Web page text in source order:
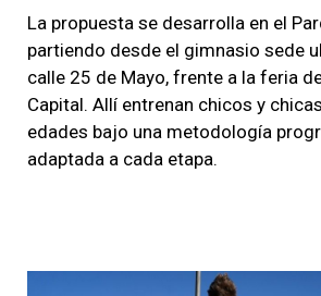
La propuesta se desarrolla en el
partiendo desde el gimnasio sede
calle 25 de Mayo, frente a la feria
Capital. Allí entrenan chicos y
edades bajo una metodología
adaptada a cada etapa.